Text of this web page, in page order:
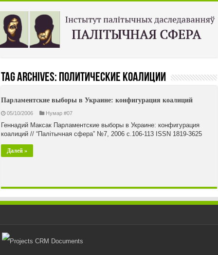
Tag Archives: политические коалиции
Парламентские выборы в Украине: конфигурация коалиций
05/10/2006 Нумар #07
Геннадий Максак Парламентские выборы в Украине: конфигурация
коалиций // “Палiтычная сфера” №7, 2006 с.106-113 ISSN 1819-3625
Далей »